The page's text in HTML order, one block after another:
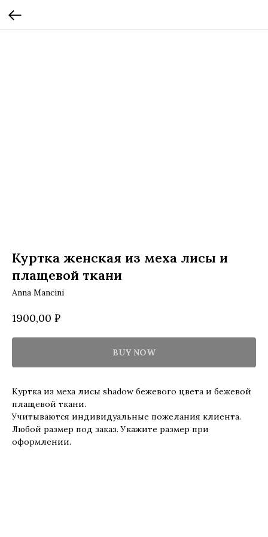
Куртка женская из меха лисы и
плащевой ткани
Anna Mancini
1900,00 ₽
BUY NOW
Куртка из меха лисы shadow бежевого цвета и бежевой
плащевой ткани.
Учитываются индивидуальные пожелания клиента.
Любой размер под заказ. Укажите размер при
оформлении.